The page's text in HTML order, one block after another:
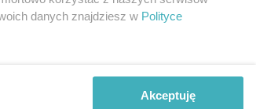
danych znajdziesz w Polityce
Akceptuję